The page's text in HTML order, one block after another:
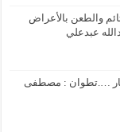
والطعن بالأعراض
عبدعلي
….تطوان : مصطفى